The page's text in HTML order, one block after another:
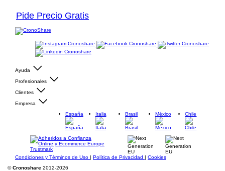
Pide Precio Gratis
Ayuda
Profesionales
Clientes
Empresa
España
Italia Brasil México Chile
Condiciones y Términos de Uso | Política de Privacidad | Cookies
©Cronoshare 2012-2026